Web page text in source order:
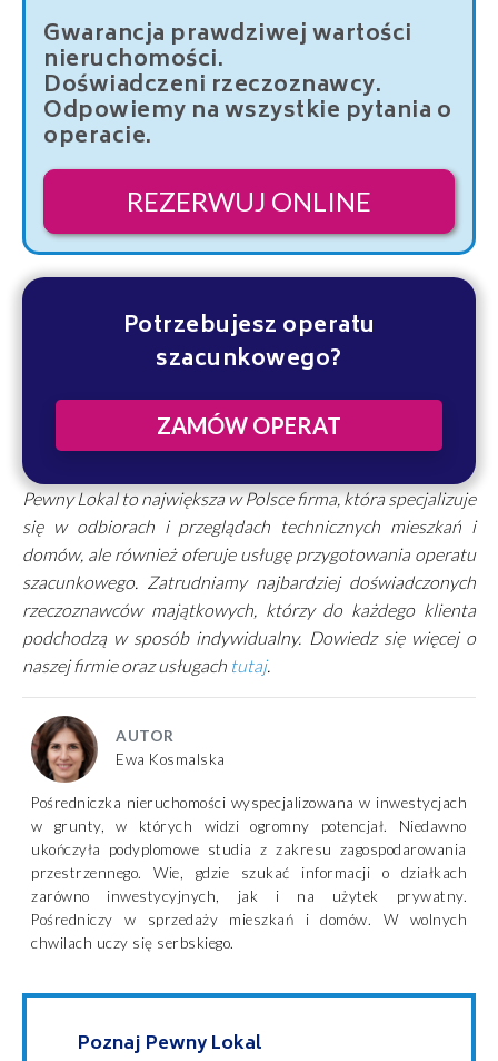
Gwarancja prawdziwej wartości
nieruchomości.
Doświadczeni rzeczoznawcy.
Odpowiemy na wszystkie pytania o
operacie.
REZERWUJ ONLINE
Potrzebujesz operatu
szacunkowego?
ZAMÓW OPERAT
Pewny Lokal to największa w Polsce firma, która specjalizuje
się w odbiorach i przeglądach technicznych mieszkań i
domów, ale również oferuje usługę przygotowania operatu
szacunkowego. Zatrudniamy najbardziej doświadczonych
rzeczoznawców majątkowych, którzy do każdego klienta
podchodzą w sposób indywidualny. Dowiedz się więcej o
naszej firmie oraz usługach tutaj.
AUTOR
Ewa Kosmalska
Pośredniczka nieruchomości wyspecjalizowana w inwestycjach
w grunty, w których widzi ogromny potencjał. Niedawno
ukończyła podyplomowe studia z zakresu zagospodarowania
przestrzennego. Wie, gdzie szukać informacji o działkach
zarówno inwestycyjnych, jak i na użytek prywatny.
Pośredniczy w sprzedaży mieszkań i domów. W wolnych
chwilach uczy się serbskiego.
Poznaj Pewny Lokal